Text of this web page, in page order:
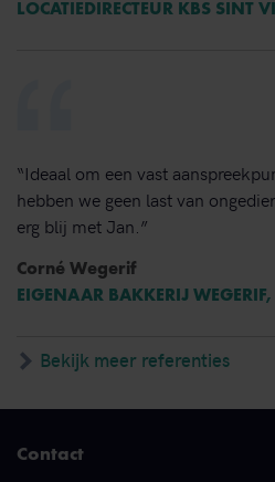
LOCATIEDIRECTEUR KBS SINT
“Ideaal om een vast
hebben we geen last van
erg blij met Jan.”
Corné Wegerif
EIGENAAR BAKKERIJ
Bekijk meer referenties
Contact